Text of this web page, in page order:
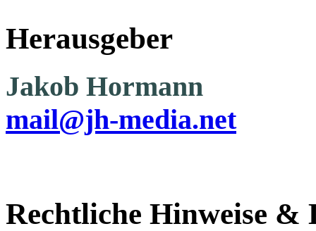
Herausgeber
Jakob Hormann
mail@jh-media.net
Rechtliche Hinweise &